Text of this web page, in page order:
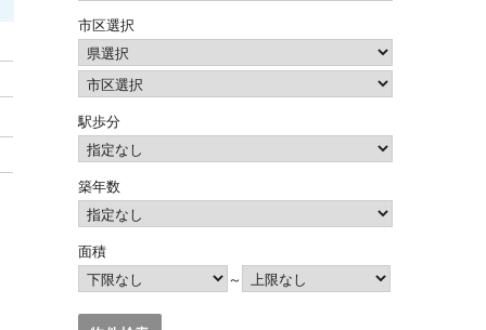
市区選択
駅歩分
築年数
面積
～